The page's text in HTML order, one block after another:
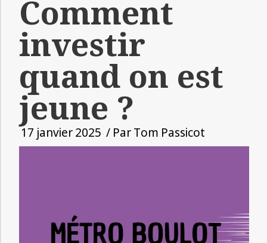
Comment
investir
quand on est
jeune ?
17 janvier 2025 / ParTom Passicot